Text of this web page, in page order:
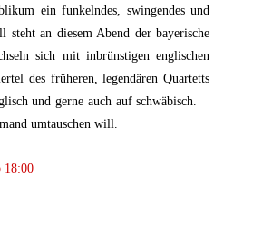
ein funkelndes, swingendes und
steht an diesem Abend der bayerische
sich mit inbrünstigen englischen
des früheren, legendären Quartetts
und gerne auch auf schwäbisch.
umtauschen will.
18:00